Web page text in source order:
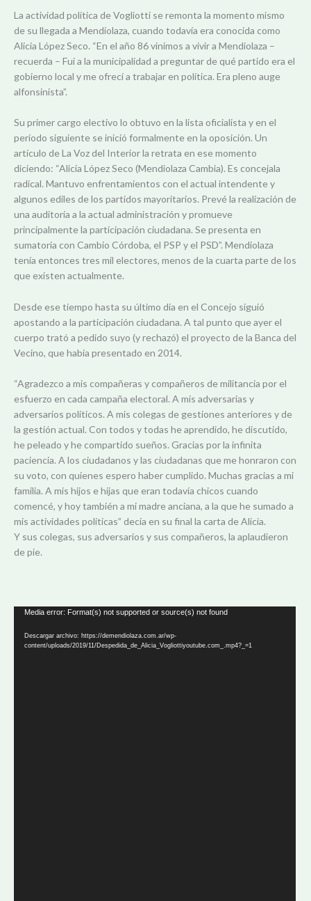
La actividad política de Vogliotti se remonta la momento mismo
de su llegada a Mendiolaza, cuando todavía era conocida como
Alicia López Seco. “En el año 86 vinimos a vivir a Mendiolaza –
recuerda – Fui a la municipalidad a preguntar de qué partido era el
gobierno local y me ofrecí a trabajar en política. Era pleno auge
alfonsinista”.
Su primer cargo electivo lo obtuvo en la lista oficialista y en el
período siguiente se inició formalmente en la oposición. Un
artículo de La Voz del Interior la retrata en ese momento
diciendo: “Alicia López Seco (Mendiolaza Cambia). Es concejala
radical. Mantuvo enfrentamientos con el actual intendente y
algunos ediles de los partidos mayoritarios. Prevé la realización de
una auditoría a la actual administración y promueve
principalmente la participación ciudadana. Se presenta en
sumatoria con Cambio Córdoba, el PSP y el PSD”. Mendiolaza
tenía entonces tres mil electores, menos de la cuarta parte de los
que existen actualmente.
Desde ese tiempo hasta su último día en el Concejo siguió
apostando a la participación ciudadana. A tal punto que ayer el
cuerpo trató a pedido suyo (y rechazó) el proyecto de la Banca del
Vecino, que había presentado en 2014.
“Agradezco a mis compañeras y compañeros de militancia por el
esfuerzo en cada campaña electoral. A mis adversarias y
adversarios políticos. A mis colegas de gestiones anteriores y de
la gestión actual. Con todos y todas he aprendido, he discutido,
he peleado y he compartido sueños. Gracias por la infinita
paciencia. A los ciudadanos y las ciudadanas que me honraron con
su voto, con quienes espero haber cumplido. Muchas gracias a mi
familia. A mis hijos e hijas que eran todavía chicos cuando
comencé, y hoy también a mi madre anciana, a la que he sumado a
mis actividades políticas” decía en su final la carta de Alicia.
Y sus colegas, sus adversarios y sus compañeros, la aplaudieron
de pie.
Reproductor
video
Media error: Format(s) not supported or source(s) not found
Descargar archivo: https://demendiolaza.com.ar/wp-
content/uploads/2019/11/Despedida_de_Alicia_Vogliottiyoutube.com_.mp4?_=1